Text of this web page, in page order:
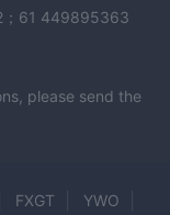
garantindo
de que
extensos
informações
gestão de energia.
consideradas.
das instituições
；61 449895363
please send the
FXGT YWO